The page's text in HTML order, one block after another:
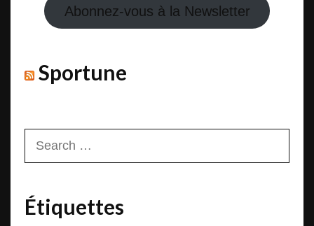
Abonnez-vous à la Newsletter
Sportune
for:
Étiquettes